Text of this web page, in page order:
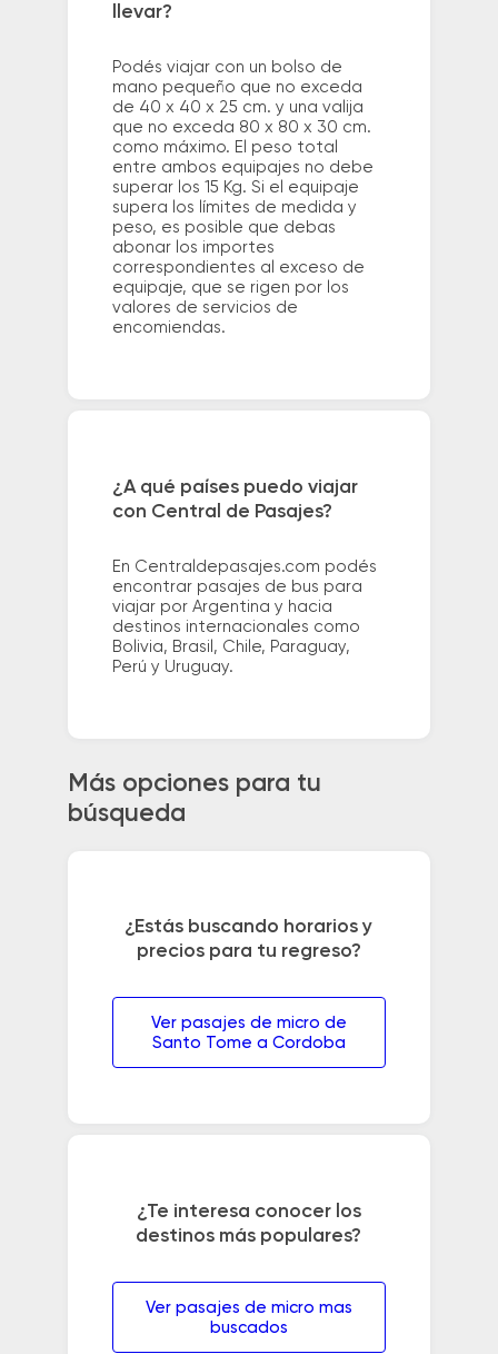
llevar?
Podés viajar con un bolso de
mano pequeño que no exceda
de 40 x 40 x 25 cm. y una valija
que no exceda 80 x 80 x 30 cm.
como máximo. El peso total
entre ambos equipajes no debe
superar los 15 Kg. Si el equipaje
supera los límites de medida y
peso, es posible que debas
abonar los importes
correspondientes al exceso de
equipaje, que se rigen por los
valores de servicios de
encomiendas.
¿A qué países puedo viajar
con Central de Pasajes?
En Centraldepasajes.com podés
encontrar pasajes de bus para
viajar por Argentina y hacia
destinos internacionales como
Bolivia, Brasil, Chile, Paraguay,
Perú y Uruguay.
Más opciones para tu
búsqueda
¿Estás buscando horarios y
precios para tu regreso?
Ver pasajes de micro de
Santo Tome a Cordoba
¿Te interesa conocer los
destinos más populares?
Ver pasajes de micro mas
buscados